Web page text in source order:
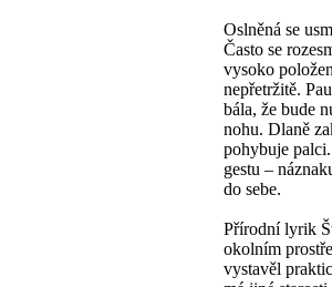
Oslněná se
Často se
vysoko
nepřetržitě.
bála, že bude
nohu. Dlaně
pohybuje
gestu –
do sebe.
Přírodní lyrik
okolním
vystavěl